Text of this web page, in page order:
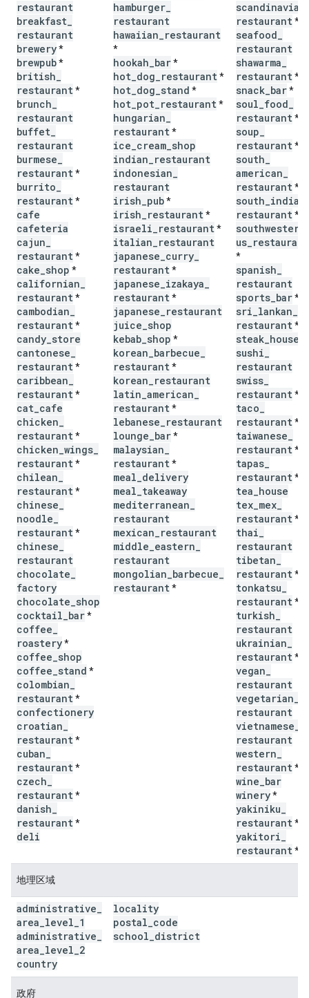
restaurant
breakfast
restaurant
brewery*
brewpub*
british
restaurant*
brunch
restaurant
buffet
restaurant
burmese
restaurant*
burrito
restaurant*
cafe
cafeteria
cajun
restaurant*
cake shop *
californian
restaurant*
cambodian
restaurant*
candy store
cantonese
restaurant*
caribbean
restaurant*
cat cafe
chicken
restaurant*
chicken wings
restaurant*
chilean
restaurant*
chinese
noodle
restaurant*
chinese
restaurant
chocolate
factory
chocolate shop
cocktail bar*
coffee
roastery*
coffee shop
coffee stand *
colombian
restaurant*
confectionery
croatian
restaurant*
cuban
restaurant*
czech
restaurant*
danish
restaurant*
deli
hamburger
restaurant
hawaiian restaurant
*
hookah bar*
hot dog restaurant*
hot dog stand *
hot pot restaurant*
hungarian
restaurant*
ice cream shop
indian restaurant
indonesian
restaurant
irish pub*
irish restaurant*
israeli restaurant*
italian restaurant
japanese curry
restaurant*
japanese izakaya
restaurant*
japanese restaurant
juice shop
kebab shop *
korean barbecue
restaurant*
korean restaurant
latin american
restaurant*
lebanese restaurant
lounge bar*
malaysian
restaurant*
meal delivery
meal takeaway
mediterranean
restaurant
mexican restaurant
middle eastern
restaurant
mongolian barbecue
restaurant*
scandinavian
restaurant*
seafood
restaurant
shawarma
restaurant*
snack bar*
soul food
restaurant*
soup
restaurant*
south
american
restaurant*
south indian
restaurant*
southwestern
us restaurant
*
spanish
restaurant
sports bar*
sri lankan
restaurant*
steak house
sushi
restaurant
swiss
restaurant*
taco
restaurant*
taiwanese
restaurant*
tapas
restaurant*
tea house
tex mex
restaurant*
thai
restaurant
tibetan
restaurant*
tonkatsu
restaurant*
turkish
restaurant
ukrainian
restaurant*
vegan
restaurant
vegetarian
restaurant
vietnamese
restaurant
western
restaurant*
wine bar
winery*
yakiniku
restaurant*
yakitori
restaurant*
地理区域
administrative
area level 1
administrative
area level 2
country
locality
postal code
school district
政府